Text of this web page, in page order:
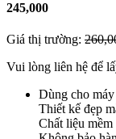
245,000
Giá thị trường:
Vui lòng liên hệ để
Dùng cho
Thiết kế đẹp
Chất liệu mềm